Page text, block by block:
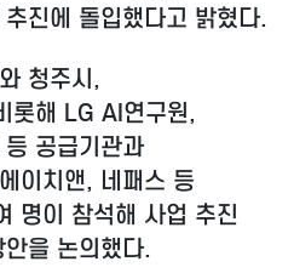
진에 돌입했다고 밝혔다.
청주시,
롯해 LG AI연구원,
공급기관과
이치앤, 네패스 등
명이 참석해 사업 추진
을 논의했다.